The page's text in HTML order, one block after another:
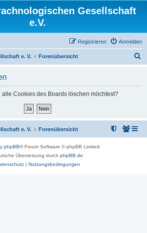
Gesellschaft
e.V.
Anmelden
Registrieren
e. V. Forenübersicht
alle Cookies des Boards löschen möchtest?
e. V. Forenübersicht
phpBB® Forum Software © phpBB Limited
Übersetzung durch phpBB.de
| Nutzungsbedingungen